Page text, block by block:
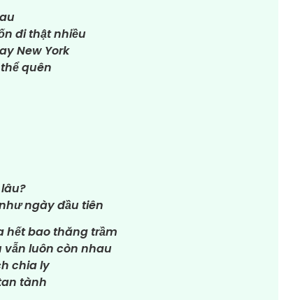
đi thật nhiều
New York
quên
ngày đầu tiên
hết bao thăng trầm
vẫn luôn còn nhau
chia ly
tành